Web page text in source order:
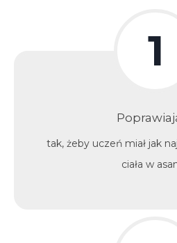
1
tak, żeby uczeń miał jak
ciała w